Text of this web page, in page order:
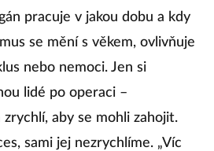
pracuje v jakou dobu a kdy
se mění s věkem, ovlivňuje
nebo nemoci. Jen si
lidé po operaci –
aby se mohli zahojit.
sami jej nezrychlíme. „Víc